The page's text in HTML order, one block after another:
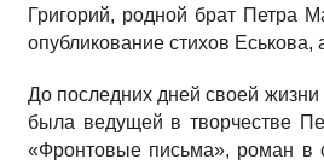
Григорий, родной брат Петра
опубликование стихов
До последних дней своей
была ведущей в творчестве
«Фронтовые письма», роман в